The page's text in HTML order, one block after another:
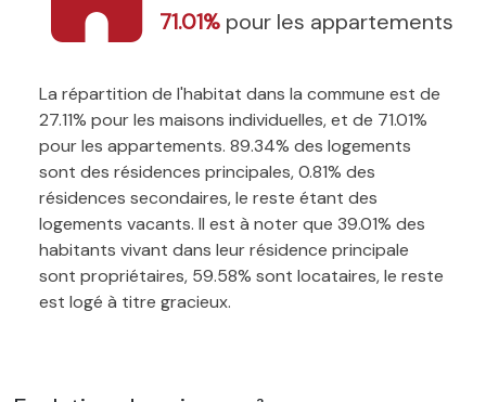
71.01% pour les appartements
La répartition de l'habitat dans la commune est de
27.11% pour les maisons individuelles, et de 71.01%
pour les appartements. 89.34% des logements
sont des résidences principales, 0.81% des
résidences secondaires, le reste étant des
logements vacants. Il est à noter que 39.01% des
habitants vivant dans leur résidence principale
sont propriétaires, 59.58% sont locataires, le reste
est logé à titre gracieux.